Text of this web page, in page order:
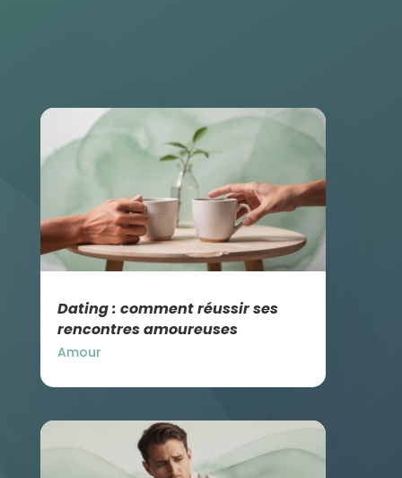
Dating : comment réussir ses
rencontres amoureuses
Amour